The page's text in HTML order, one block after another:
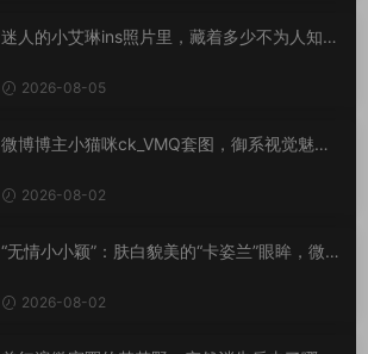
迷人的小艾琳ins照片里，藏着多少不为人知的
2026-08-05
微博博主小猫咪ck_VMQ套图，御系视觉魅力
2026-08-02
“无情小小颖”：肤白貌美的“卡姿兰”眼眸，微密
2026-08-02